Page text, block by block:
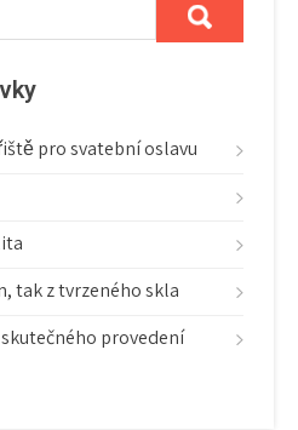
pro svatební oslavu
tak z tvrzeného skla
provedení